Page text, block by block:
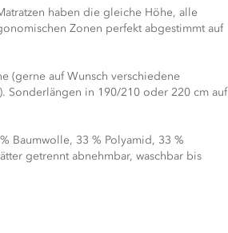
haben die gleiche Höhe, alle
Zonen perfekt abgestimmt auf
(gerne auf Wunsch verschiedene
Sonderlängen in 190/210 oder 220 cm auf
Baumwolle, 33 % Polyamid, 33 %
getrennt abnehmbar, waschbar bis